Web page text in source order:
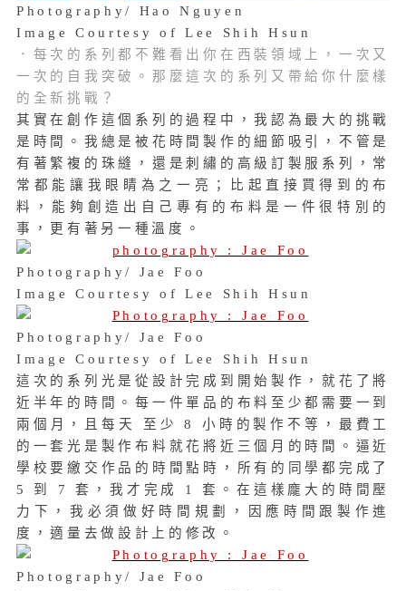
Photography/ Hao Nguyen
Image Courtesy of Lee Shih Hsun
．每次的系列都不難看出你在西裝領域上，一次又
一次的自我突破。那麼這次的系列又帶給你什麼樣
的全新挑戰？
其實在創作這個系列的過程中，我認為最大的挑戰
是時間。我總是被花時間製作的細節吸引，不管是
有著繁複的珠縫，還是刺繡的高級訂製服系列，常
常都能讓我眼睛為之一亮；比起直接買得到的布
料，能夠創造出自己專有的布料是一件很特別的
事，更有著另一種溫度。
Photography/ Jae Foo
Image Courtesy of Lee Shih Hsun
Photography/ Jae Foo
Image Courtesy of Lee Shih Hsun
這次的系列光是從設計完成到開始製作，就花了將
近半年的時間。每一件單品的布料至少都需要一到
兩個月，且每天 至少 8 小時的製作不等，最費工
的一套光是製作布料就花將近三個月的時間。逼近
學校要繳交作品的時間點時，所有的同學都完成了
5 到 7 套，我才完成 1 套。在這樣龐大的時間壓
力下，我必須做好時間規劃，因應時間跟製作進
度，適量去做設計上的修改。
Photography/ Jae Foo